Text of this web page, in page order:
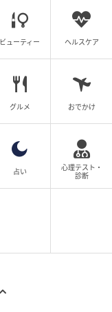
ビューティー ヘルスケア
グルメ おでかけ
占い
心理テスト・
診断